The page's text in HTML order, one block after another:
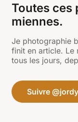
Toutes ces
miennes.
Je photographie
finit en article. Le
tous les jours,
Suivre